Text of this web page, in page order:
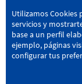
San Miguel
946 604 751 |
Utilizamos Cookies
servicios y
base a un perfil
ejemplo, páginas
configurar tus